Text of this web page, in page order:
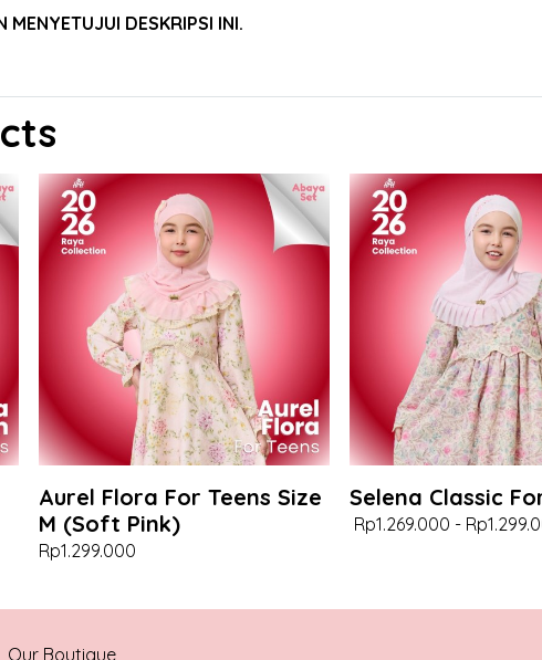
MENYETUJUI DESKRIPSI INI.
Aurel Flora For Teens Size
M (Soft Pink)
Rp1.299.000
Selena Classic
Rp1.269.000 -
Our Boutique